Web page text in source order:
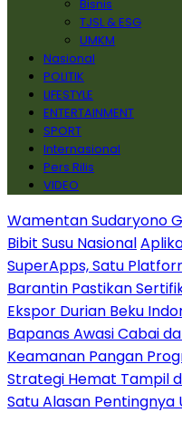
Bisnis
TJSL & ESG
UMKM
Nasional
POLITIK
LIFESTYLE
ENTERTAINMENT
SPORT
Internasional
Pers Rilis
VIDEO
Wamentan Sudaryono
Bibit Susu Nasional
SuperApps, Satu
Barantin Pastikan
Ekspor Durian Beku
Bapanas Awasi Cabai
Keamanan Pangan
Strategi Hemat Tampil
Satu Alasan Pentingnya